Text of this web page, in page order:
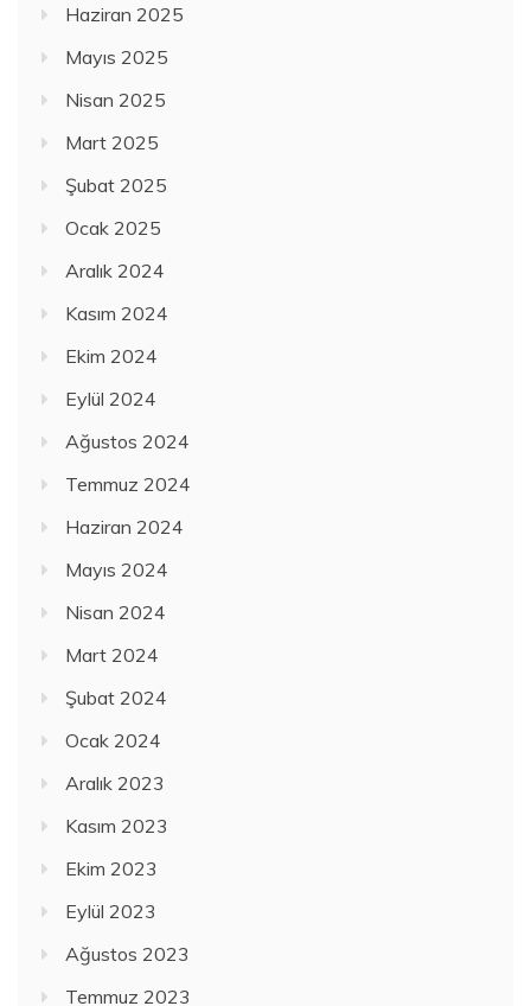
Haziran 2025
Mayıs 2025
Nisan 2025
Mart 2025
Şubat 2025
Ocak 2025
Aralık 2024
Kasım 2024
Ekim 2024
Eylül 2024
Ağustos 2024
Temmuz 2024
Haziran 2024
Mayıs 2024
Nisan 2024
Mart 2024
Şubat 2024
Ocak 2024
Aralık 2023
Kasım 2023
Ekim 2023
Eylül 2023
Ağustos 2023
Temmuz 2023